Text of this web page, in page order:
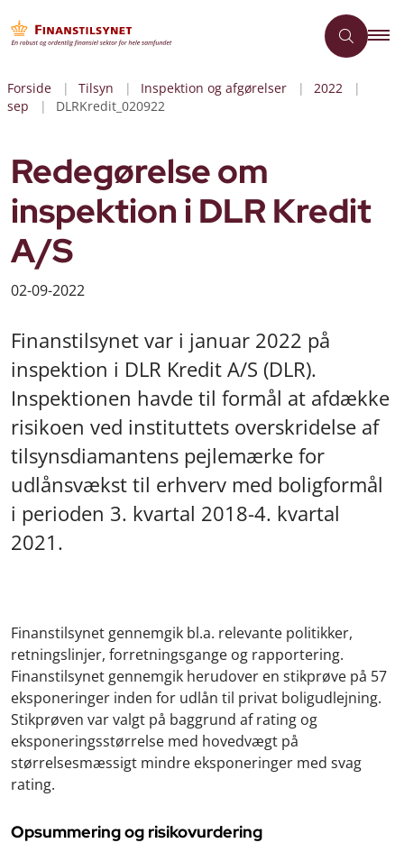
Forside Tilsyn Inspektion og afgørelser
2022
sep
DLRKredit_020922
Redegørelse om
inspektion i DLR Kredit
A/S
02-09-2022
Finanstilsynet var i januar 2022 på
inspektion i DLR Kredit A/S (DLR).
Inspektionen havde til formål at afdække
risikoen ved instituttets overskridelse af
tilsynsdiamantens pejlemærke for
udlånsvækst til erhverv med boligformål
i perioden 3. kvartal 2018-4. kvartal
2021.
Finanstilsynet gennemgik bl.a. relevante politikker,
retningslinjer, forretningsgange og rapportering.
Finanstilsynet gennemgik herudover en stikprøve på 57
eksponeringer inden for udlån til privat boligudlejning.
Stikprøven var valgt på baggrund af rating og
eksponeringsstørrelse med hovedvægt på
størrelsesmæssigt mindre eksponeringer med svag
rating.
Opsummering og risikovurdering